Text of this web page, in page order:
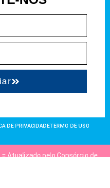
DE PRIVACIDADETERMO DE USO
Atualizado pelo Consórcio de